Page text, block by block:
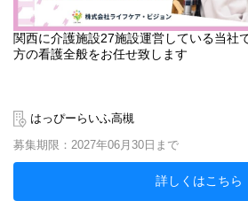
関西に介護施設27施設運営している当社
方の看護全般をお任せ致します
はっぴーらいふ高槻
募集期限：2027年06月30日まで
詳しくはこちら